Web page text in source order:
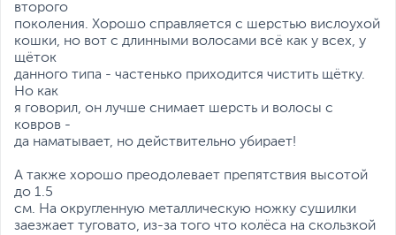
Автоматический возврат
пылесоса на базу для
Обеспечивает
помощью приложения
Размеры и вес
Размеры (Ш х В х Г) 35 х 9.7 х 35 см
Размеры упаковки (Ш х В
х Г)
второго
поколения. Хорошо справляется с шерстью вислоухой
кошки, но вот с длинными волосами всё как у всех, у
щёток
данного типа - частенько приходится чистить щётку.
Но как
я говорил, он лучше снимает шерсть и волосы с
ковров -
да наматывает, но действительно убирает!
А также хорошо преодолевает препятствия высотой
до 1.5
см. На округленную металлическую ножку сушилки
заезжает туговато, из-за того что колёса на скользкой